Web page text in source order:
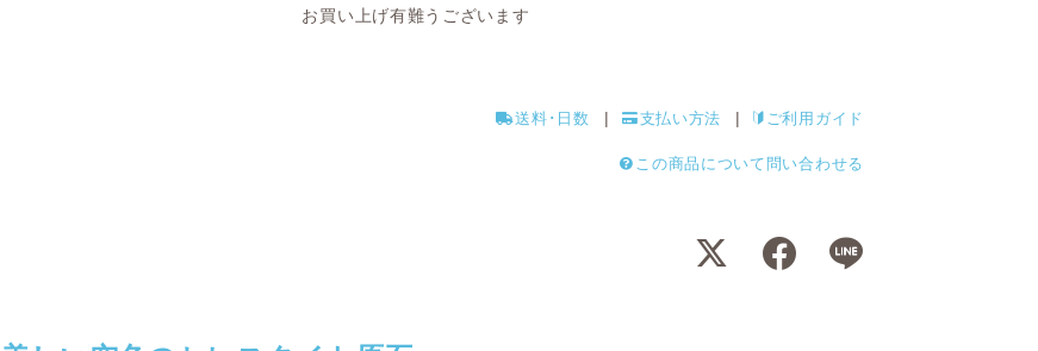
お買い上げ有難うございます
送料･日数 支払い方法 ご利用ガイド
この商品について問い合わせる